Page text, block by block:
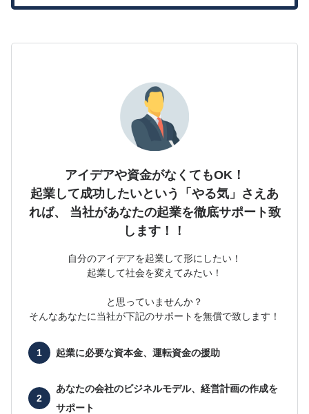
アイデアや資金がなくてもOK！
起業して成功したいという「やる気」さえあ
れば、
当社があなたの起業を徹底サポート致
します！！
自分のアイデアを起業して形にしたい！
起業して社会を変えてみたい！
と思っていませんか？
そんなあなたに当社が下記のサポートを無償で致します！
起業に必要な資本金、運転資金の援助
あなたの会社のビジネルモデル、経営計画の作成を
サポート